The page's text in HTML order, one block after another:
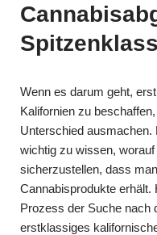
Wenn es darum geht,
Kalifornien zu
Unterschied ausmachen.
wichtig zu wissen,
sicherzustellen, dass
Cannabisprodukte erhält.
Prozess der Suche nach
erstklassiges